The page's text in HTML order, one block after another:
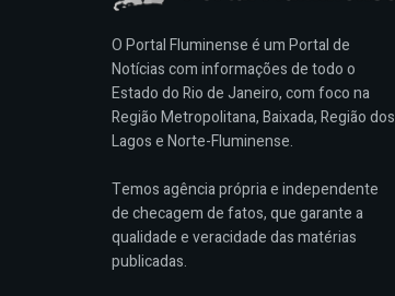
O Portal Fluminense é um Portal de
Notícias com informações de todo o
Estado do Rio de Janeiro, com foco na
Região Metropolitana, Baixada, Região dos
Lagos e Norte-Fluminense.
Temos agência própria e independente
de checagem de fatos, que garante a
qualidade e veracidade das matérias
publicadas.